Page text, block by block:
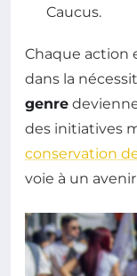
Caucus.
Chaque action
dans la
genre
des initiatives
conservation
voie à un